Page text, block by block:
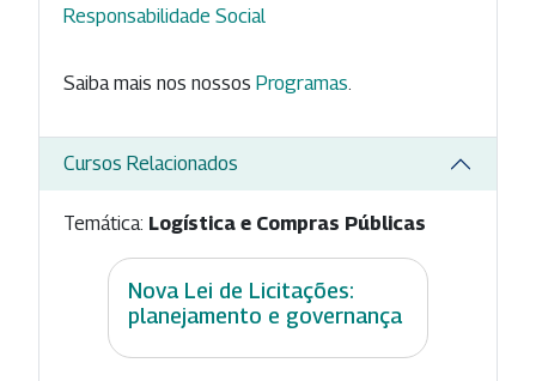
Responsabilidade Social
Saiba mais nos nossos Programas
Cursos Relacionados
Temática: Logística e Compras Públicas
Nova Lei de Licitações:
planejamento e governança